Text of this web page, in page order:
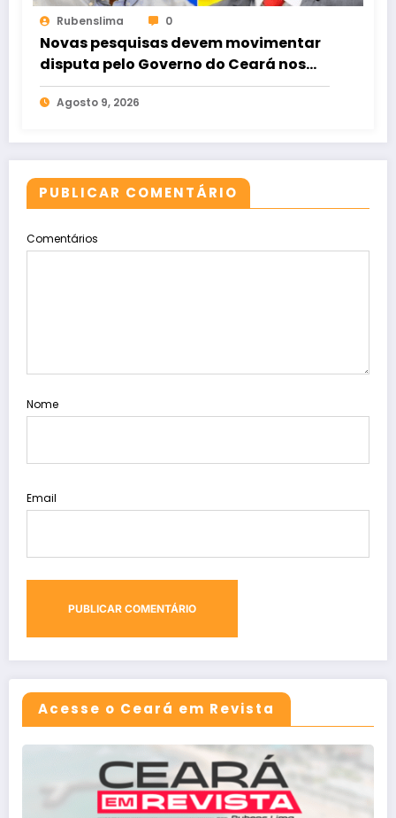
Rubenslima 0
Novas pesquisas devem movimentar
disputa pelo Governo do Ceará nos
próximos dias
Agosto 9, 2026
PUBLICAR COMENTÁRIO
Comentários
Nome
Email
Acesse o Ceará em Revista